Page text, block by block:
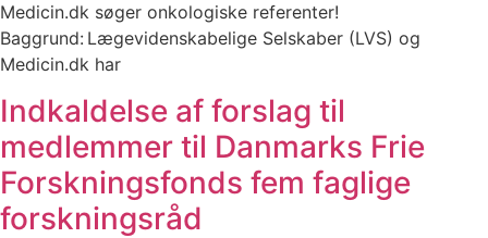
Medicin.dk søger onkologiske referenter!
Baggrund: Lægevidenskabelige Selskaber (LVS) og
Medicin.dk har
Indkaldelse af forslag til
medlemmer til Danmarks Frie
Forskningsfonds fem faglige
forskningsråd